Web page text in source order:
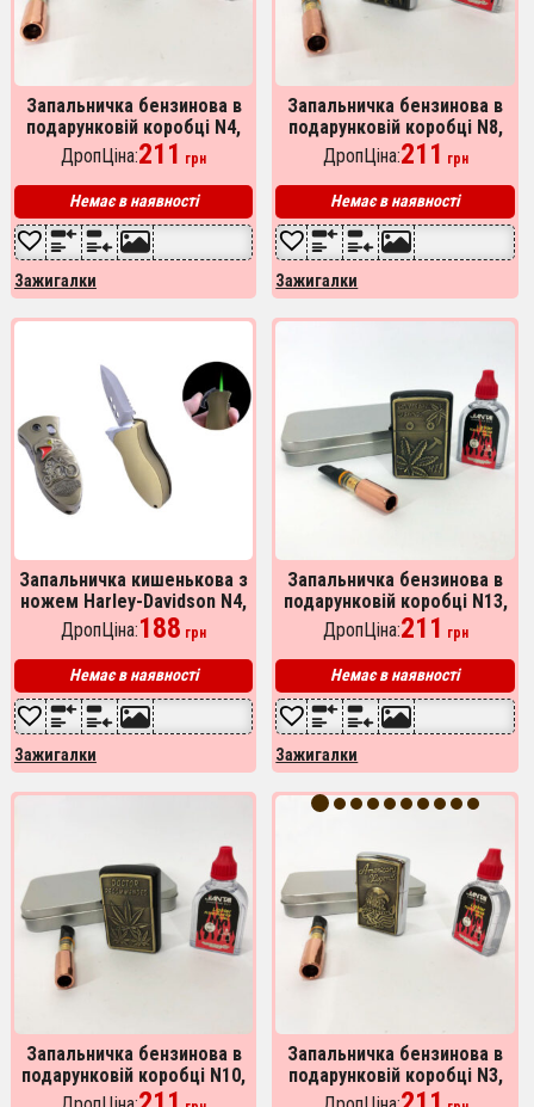
Запальничка бензинова в
подарунковій коробці N4,
запальничка в
подарунковому футлярі,
подарунок запальничка
ДропЦіна:211 грн
Немає в наявності
Зажигалки
Запальничка бензинова в
подарунковій коробці N8,
незвичайна запальничка,
сувенір запальничка
ДропЦіна:211 грн
Немає в наявності
Зажигалки
Запальничка кишенькова з
ножем Harley-Davidson N4,
оригінальна запальничка в
подарунок, незвичайна
запальничка
ДропЦіна:188 грн
Немає в наявності
Зажигалки
Запальничка бензинова в
подарунковій коробці N13,
подарункова запальничка
сувенірна, вітрозахисна
запальничка
ДропЦіна:211 грн
Немає в наявності
Зажигалки
Запальничка бензинова в
подарунковій коробці N10,
Запальнички бензинові,
Запальничка бензинова в
подарунковій коробці N3,
сувенір запальничка,